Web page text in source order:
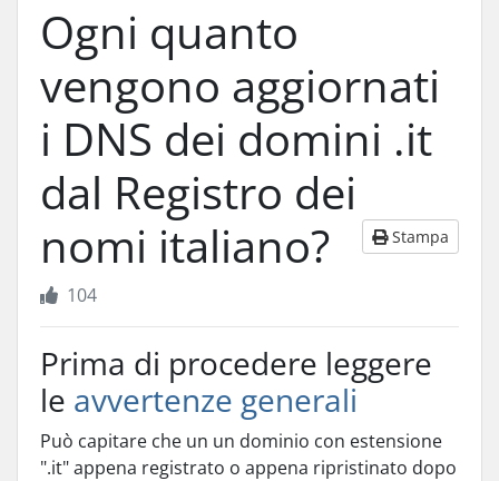
Ogni quanto
vengono aggiornati
i DNS dei domini .it
dal Registro dei
nomi italiano?
Stampa
104
Prima di procedere leggere
le avvertenze generali
Può capitare che un un dominio con estensione
".it" appena registrato o appena ripristinato dopo